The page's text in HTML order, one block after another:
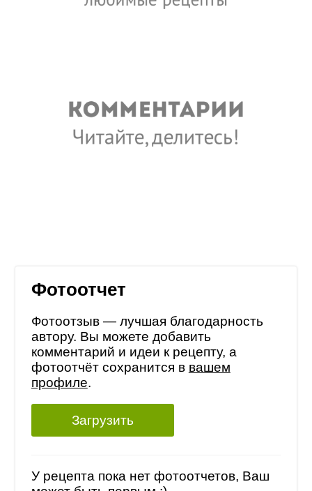
Фотоотчет
Фотоотзыв — лучшая благодарность
автору. Вы можете добавить
комментарий и идеи к рецепту, а
фотоотчёт сохранится в вашем
профиле.
Загрузить
У рецепта пока нет фотоотчетов, Ваш